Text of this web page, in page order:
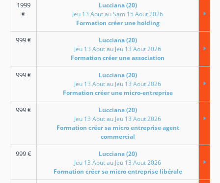
1999
€
Lucciana (20)
Jeu 13 Aout au Sam 15 Aout 2026
Formation créer une holding
999€
Lucciana (20)
Jeu 13 Aout au Jeu 13 Aout 2026
Formation créer une association
999€
Lucciana (20)
Jeu 13 Aout au Jeu 13 Aout 2026
Formation créer une micro-entreprise
999€
Lucciana (20)
Jeu 13 Aout au Jeu 13 Aout 2026
Formation créer sa micro entreprise agent
commercial
999€
Lucciana (20)
Jeu 13 Aout au Jeu 13 Aout 2026
Formation créer sa micro entreprise libérale